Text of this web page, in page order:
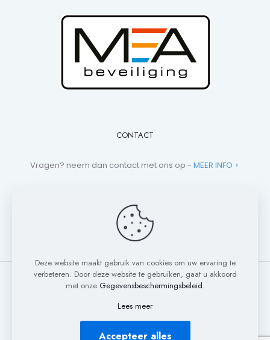
CONTACT
Vragen? neem dan contact met ons op - MEER INFO
© 2020 - 2026 MEA Beveiliging. All Rights Reserved.
Deze website maakt gebruik van cookies om uw ervaring te
verbeteren. Door deze website te gebruiken, gaat u akkoord
met onze Gegevensbeschermingsbeleid.
Lees meer
Accepteer alles